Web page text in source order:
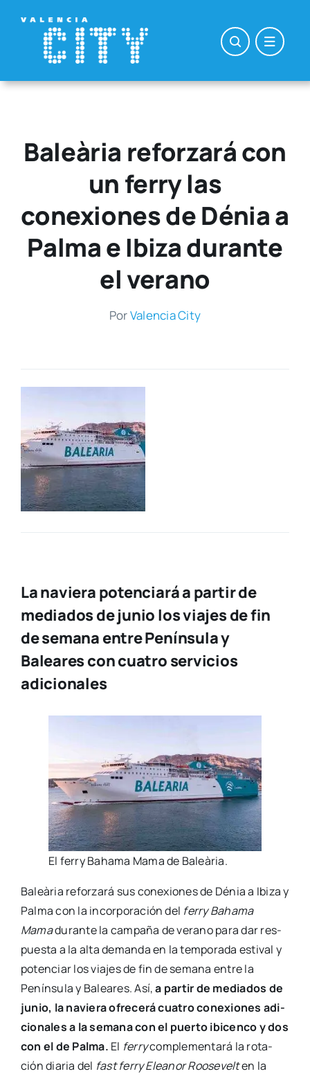
contenido
Baleària reforzará con
un ferry las
conexiones de Dénia a
Palma e Ibiza durante
el verano
PorValen­cia City
La naviera potenciará a partir de
mediados de junio los viajes de fin
de semana entre Península y
Baleares con cuatro servicios
adicionales
El ferry Baha­ma Mama de Baleà­ria.
Baleà­ria refor­za­rá sus cone­xio­nes de Dénia a Ibi­za y
Pal­ma con la incor­po­ra­ción del ferry Baha­ma
Mamaduran­te la cam­pa­ña de verano para dar res­
pues­ta a la alta deman­da en la tem­po­ra­da esti­val y
poten­ciar los via­jes de fin de sema­na entre la
Penín­su­la y Balea­res. Así,a par­tir de media­dos de
junio, la navie­ra ofre­ce­rá cua­tro cone­xio­nes adi­
cio­na­les a la sema­na con el puer­to ibi­cen­co y dos
con el de Pal­ma. El ferrycom­ple­men­ta­rá la rota­
ción dia­ria del fast ferry Elea­nor Roo­se­velten la